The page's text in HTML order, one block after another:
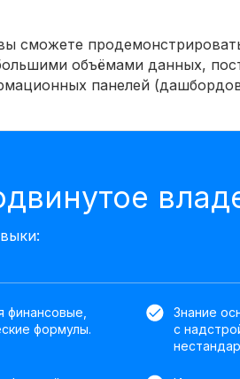
сможете
объёмами данных,
панелей
финансовые,
формулы.
Знание
с